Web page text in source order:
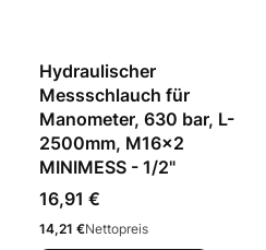
Hydraulischer
Messschlauch für
Manometer, 630 bar, L-
2500mm, M16x2
MINIMESS - 1/2"
Preis
16,91 €
Preis
14,21 €Nettopreis